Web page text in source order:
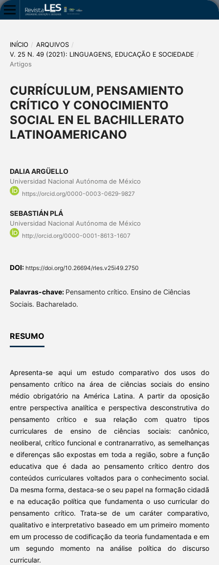
INÍCIO / ARQUIVOS /
V. 25 N. 49 (2021): LINGUAGENS, EDUCAÇÃO E SOCIEDADE /
Artigos
CURRÍCULUM, PENSAMIENTO
CRÍTICO Y CONOCIMIENTO
SOCIAL EN EL BACHILLERATO
LATINOAMERICANO
DALIA ARGÜELLO
Universidad Nacional Autónoma de México
https://orcid.org/0000-0003-0629-9827
SEBASTIÁN PLÁ
Universidad Nacional Autónoma de México
http://orcid.org/0000-0001-8613-1607
DOI: https://doi.org/10.26694/rles.v25i49.2750
Palavras-chave: Pensamento crítico. Ensino de Ciências
Sociais. Bacharelado.
RESUMO
Apresenta-se aqui um estudo comparativo dos usos do
pensamento crítico na área de ciências sociais do ensino
médio obrigatório na América Latina. A partir da oposição
entre perspectiva analítica e perspectiva desconstrutiva do
pensamento crítico e sua relação com quatro tipos
curriculares de ensino de ciências sociais: canônico,
neoliberal, crítico funcional e contranarrativo, as semelhanças
e diferenças são expostas em toda a região, sobre a função
educativa que é dada ao pensamento crítico dentro dos
conteúdos curriculares voltados para o conhecimento social.
Da mesma forma, destaca-se o seu papel na formação cidadã
e na educação política que fundamenta o uso curricular do
pensamento crítico. Trata-se de um caráter comparativo,
qualitativo e interpretativo baseado em um primeiro momento
em um processo de codificação da teoria fundamentada e em
um segundo momento na análise política do discurso
curricular.